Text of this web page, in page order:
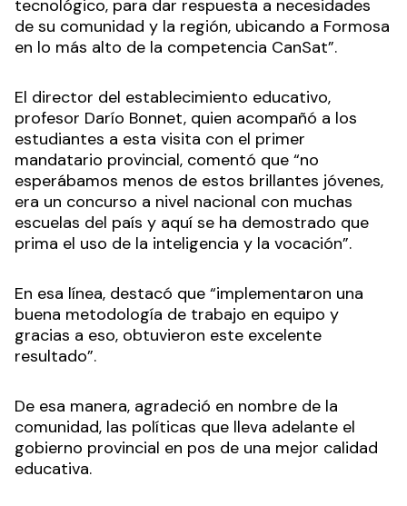
tecnológico, para dar respuesta a necesidades
de su comunidad y la región, ubicando a Formosa
en lo más alto de la competencia CanSat”.
El director del establecimiento educativo,
profesor Darío Bonnet, quien acompañó a los
estudiantes a esta visita con el primer
mandatario provincial, comentó que “no
esperábamos menos de estos brillantes jóvenes,
era un concurso a nivel nacional con muchas
escuelas del país y aquí se ha demostrado que
prima el uso de la inteligencia y la vocación”.
En esa línea, destacó que “implementaron una
buena metodología de trabajo en equipo y
gracias a eso, obtuvieron este excelente
resultado”.
De esa manera, agradeció en nombre de la
comunidad, las políticas que lleva adelante el
gobierno provincial en pos de una mejor calidad
educativa.